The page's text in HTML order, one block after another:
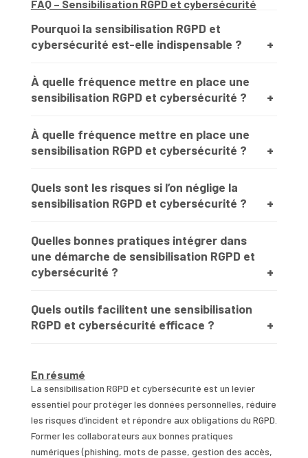
FAQ – Sensibilisation RGPD et cybersécurité
Pourquoi la sensibilisation RGPD et
cybersécurité est-elle indispensable ?
À quelle fréquence mettre en place une
sensibilisation RGPD et cybersécurité ?
À quelle fréquence mettre en place une
sensibilisation RGPD et cybersécurité ?
Quels sont les risques si l’on néglige la
sensibilisation RGPD et cybersécurité ?
Quelles bonnes pratiques intégrer dans
une démarche de sensibilisation RGPD et
cybersécurité ?
Quels outils facilitent une sensibilisation
RGPD et cybersécurité efficace ?
En résumé
La sensibilisation RGPD et cybersécurité est un levier
essentiel pour protéger les données personnelles, réduire
les risques d’incident et répondre aux obligations du RGPD.
Former les collaborateurs aux bonnes pratiques
numériques (phishing, mots de passe, gestion des accès,